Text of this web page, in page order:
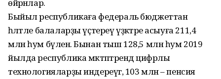
өйрәнәлар.
Быйыл республикаға федераль бюджеттан
һәләтле балаларҙы үҫтереү үҙәктәре асыуға 211,4
млн һум бүленә. Бынан тыш 128,5 млн һум 2019
йылда республика мәктәптәрендә цифрлы
технологияларҙы индереүгә, 103 млн – пенсия